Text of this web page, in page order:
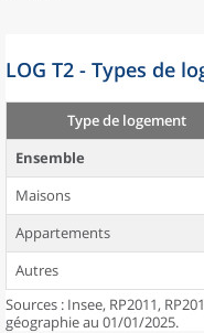
LOG T2 - Types de
Type de logement
Ensemble
Maisons
Appartements
Autres
Sources : Insee, RP2011,
géographie au 01/01/2025.